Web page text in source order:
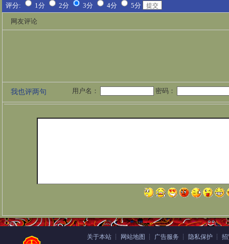
评分: 1分 2分 3分 4分 5分
网友评论
我也评两句 用户名： 密码：
关于本站 ┊ 网站地图 ┊ 广告服务 ┊ 隐私保护 ┊